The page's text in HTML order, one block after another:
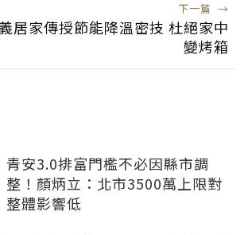
下一篇 →
居家傳授節能降溫密技 杜絕家中
變烤箱
青安3.0排富門檻不必因縣市調
整！顏炳立：北市3500萬上限對
整體影響低